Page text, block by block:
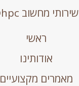
שירותי מחשוב Dhpc
ראשי
אודותינו
מאמרים מקצועיים